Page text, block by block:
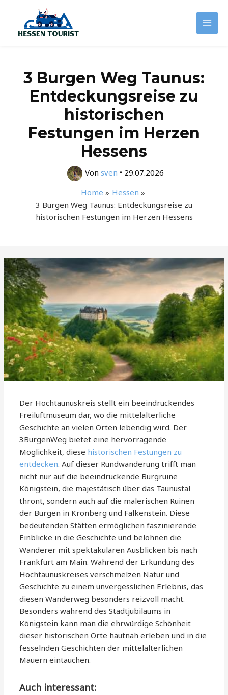
springen
Main
3 Burgen Weg Taunus:
Entdeckungsreise zu
historischen
Festungen im Herzen
Hessens
Von sven • 29.07.2026
Home
Hessen
3 Burgen Weg Taunus: Entdeckungsreise zu
historischen Festungen im Herzen Hessens
Der Hochtaunuskreis stellt ein beeindruckendes
Freiluftmuseum dar, wo die mittelalterliche
Geschichte an vielen Orten lebendig wird. Der
3BurgenWeg bietet eine hervorragende
Möglichkeit, diese historischen Festungen zu
entdecken. Auf dieser Rundwanderung trifft man
nicht nur auf die beeindruckende Burgruine
Königstein, die majestätisch über das Taunustal
thront, sondern auch auf die malerischen Ruinen
der Burgen in Kronberg und Falkenstein. Diese
bedeutenden Stätten ermöglichen faszinierende
Einblicke in die Geschichte und belohnen die
Wanderer mit spektakulären Ausblicken bis nach
Frankfurt am Main. Während der Erkundung des
Hochtaunuskreises verschmelzen Natur und
Geschichte zu einem unvergesslichen Erlebnis, das
diesen Wanderweg besonders reizvoll macht.
Besonders während des Stadtjubiläums in
Königstein kann man die ehrwürdige Schönheit
dieser historischen Orte hautnah erleben und in die
fesselnden Geschichten der mittelalterlichen
Mauern eintauchen.
Auch interessant: